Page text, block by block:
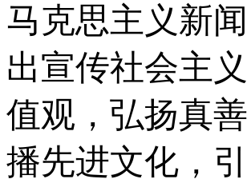
马克思主义新
出宣传社会主
值观，弘扬真
播先进文化，